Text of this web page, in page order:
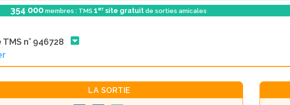
354 000 membres : TMS 1er site gratuit de sorties amicales
n° 946728
LA SORTIE